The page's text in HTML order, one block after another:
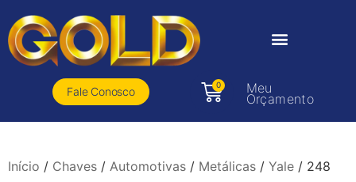
Fale Conosco
0 Meu
Orçamento
Início / Chaves / Automotivas / Metálicas / Yale / 248